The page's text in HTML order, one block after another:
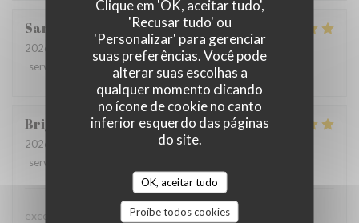
Clique em 'OK, aceitar tudo',
'Recusar tudo' ou
'Personalizar' para gerenciar
suas preferências. Você pode
alterar suas escolhas a
qualquer momento clicando
no ícone de cookie no canto
inferior esquerdo das páginas
do site.
OK, aceitar tudo
Proíbe todos cookies
Sandrine
2026-07-09
- 12:30 - guests 6
service
ambience quality_price
Brigitte
2026-07-08
- 12:45 - guests 3
service
excellente présentation dans les assiettes et saveur très